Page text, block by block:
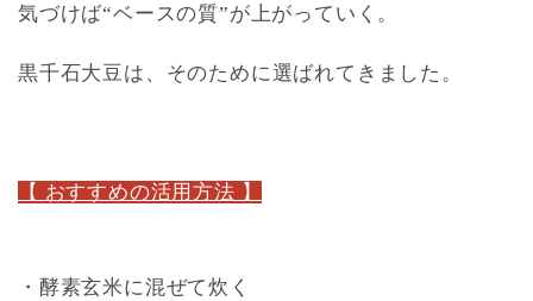
気づけば“ベースの質”が上がっていく。
黒千石大豆は、そのために選ばれてきました。
【 おすすめの活用方法 】
・酵素玄米に混ぜて炊く